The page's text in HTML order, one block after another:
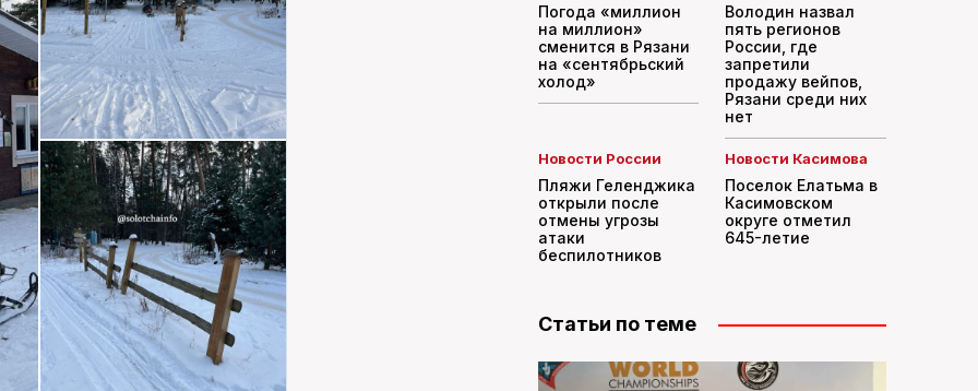
Погода «миллион
на миллион»
сменится в Рязани
на «сентябрьский
холод»
Володин назвал
пять регионов
России, где
запретили
продажу вейпов,
Рязани среди них
нет
Новости России
Пляжи Геленджика
открыли после
отмены угрозы
атаки
беспилотников
Новости Касимова
Поселок Елатьма в
Касимовском
округе отметил
645-летие
Статьи по теме